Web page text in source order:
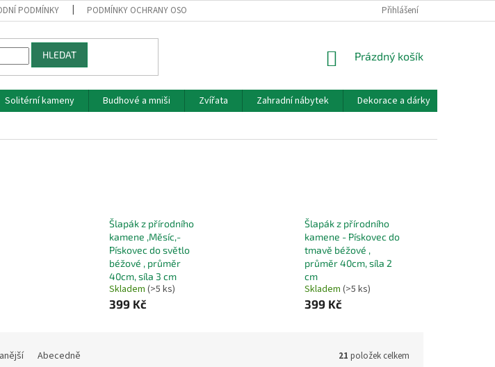
PODMÍNKY PODMÍNKY OCHRANY OSOBNÍCH ÚDAJŮ KONTAKT, OTEVÍRACÍ DOBA
Přihlášení
HLEDAT
NÁKUPNÍ
Prázdný košík
Solitérní kameny Budhové a mniši Zvířata Zahradní nábytek Dekorace a dárky
Šlapák z přírodního
kamene ,Měsíc,-
Pískovec do světlo
béžové , průměr
40cm, síla 3 cm
Skladem (>5 ks)
399 Kč
Šlapák z přírodního
kamene - Pískovec do
tmavě béžové ,
průměr 40cm, síla 2
cm
Skladem (>5 ks)
399 Kč
Abecedně 21 položek celkem